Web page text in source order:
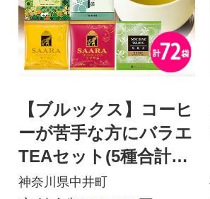
【ブルックス】コーヒ
ーが苦手な方にバラエ
TEAセット(5種合計72
袋)
神奈川県中井町